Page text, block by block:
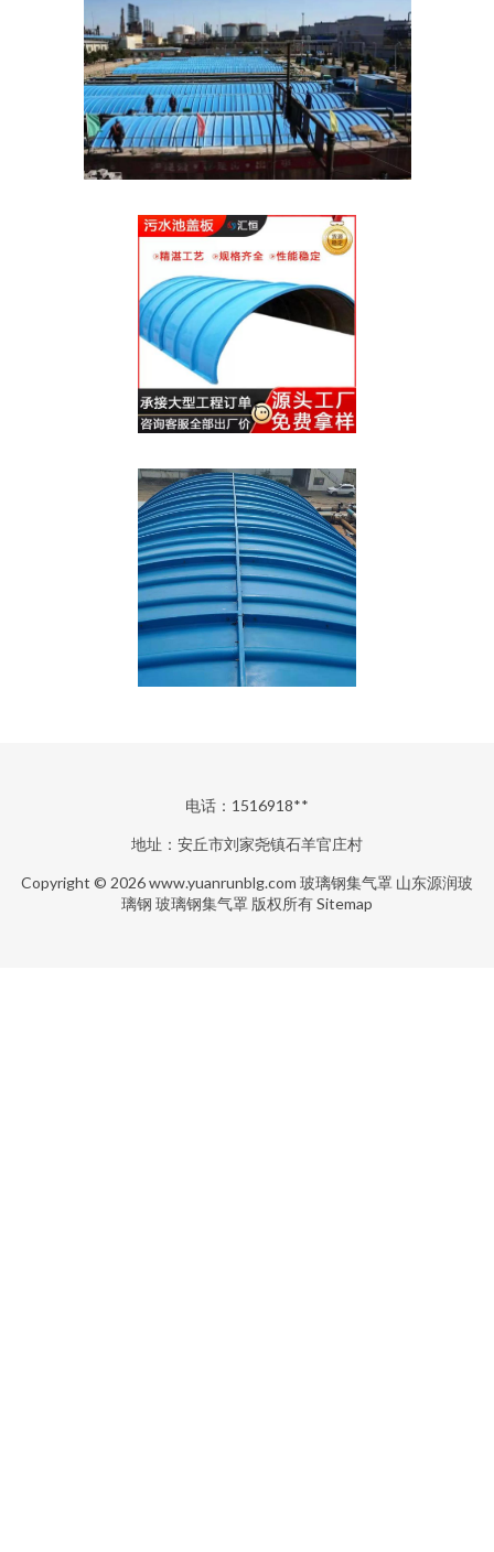
电话：1516918**
地址：安丘市刘家尧镇石羊官庄村
Copyright © 2026www.yuanrunblg.com 玻璃钢集气罩 山东源润玻
璃钢 玻璃钢集气罩 版权所有Sitemap